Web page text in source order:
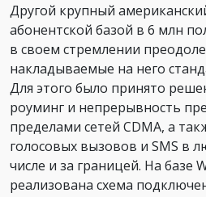
Другой крупный
абонентской базой в 6 млн
в своем стремлении
накладываемые на него
Для этого было принято
роуминг и непрерывность
пределами сетей CDMA, а
голосовых вызовов и SMS в
числе и за границей. На базе
реализована схема